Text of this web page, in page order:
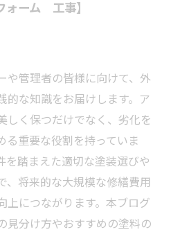
ーム 工事】
や管理者の皆様に向けて、外
的な知識をお届けします。ア
しく保つだけでなく、劣化を
る重要な役割を持っていま
を踏まえた適切な塗装選びや
、将来的な大規模な修繕費用
上につながります。本ブログ
見分け方やおすすめの塗料の